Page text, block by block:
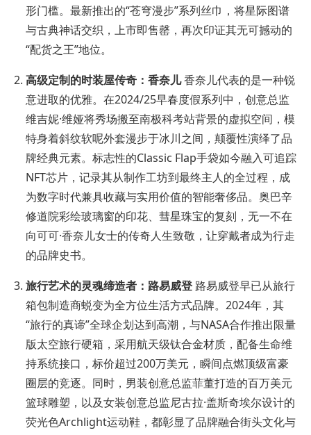
形门槛。最新推出的“苍穹漫步”系列丝巾，将星际图谱
与古典神话交织，上市即售罄，再次印证其无可撼动的
“配货之王”地位。
高级定制的时装屋传奇：香奈儿香奈儿代表的是一种锐
意进取的优雅。在2024/25早春度假系列中，创意总监
维吉妮·维娅将秀场搬至南极科考站背景的虚拟空间，模
特身着斜纹软呢外套漫步于冰川之间，颠覆性演绎了品
牌经典元素。标志性的Classic Flap手袋如今融入可追踪
NFT芯片，记录其从制作工坊到最终主人的全过程，成
为数字时代兼具收藏与实用价值的智能奢侈品。奥巴辛
修道院彩绘玻璃窗的印花、彗星珠宝的复刻，无一不在
向可可·香奈儿女士的传奇人生致敬，让穿戴者成为行走
的品牌史书。
旅行艺术的灵魂缔造者：路易威登 路易威登早已从旅行
箱包制造商蜕变为全方位生活方式品牌。2024年，其
“旅行的真谛”全球企划达到高潮，与NASA合作推出限量
版太空旅行硬箱，采用航天级钛合金材质，配备生命维
持系统接口，标价超过200万美元，瞬间点燃顶级富豪
圈层的竞逐。同时，男装创意总监菲董打造的百万美元
篮球雕塑，以及女装创意总监尼古拉·盖斯奇埃尔设计的
荧光色Archlight运动鞋，都彰显了品牌融合街头文化与